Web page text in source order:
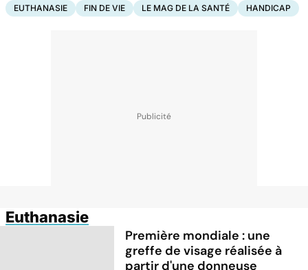
EUTHANASIE FIN DE VIE LE MAG DE LA SANTÉ HANDICAP
Euthanasie
Première mondiale : une
greffe de visage réalisée à
partir d'une donneuse